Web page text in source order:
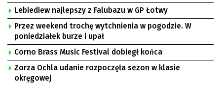
Lebiediew najlepszy z Falubazu w GP Łotwy
Przez weekend trochę wytchnienia w pogodzie. W
poniedziałek burze i upał
Corno Brass Music Festival dobiegł końca
Zorza Ochla udanie rozpoczęła sezon w klasie
okręgowej